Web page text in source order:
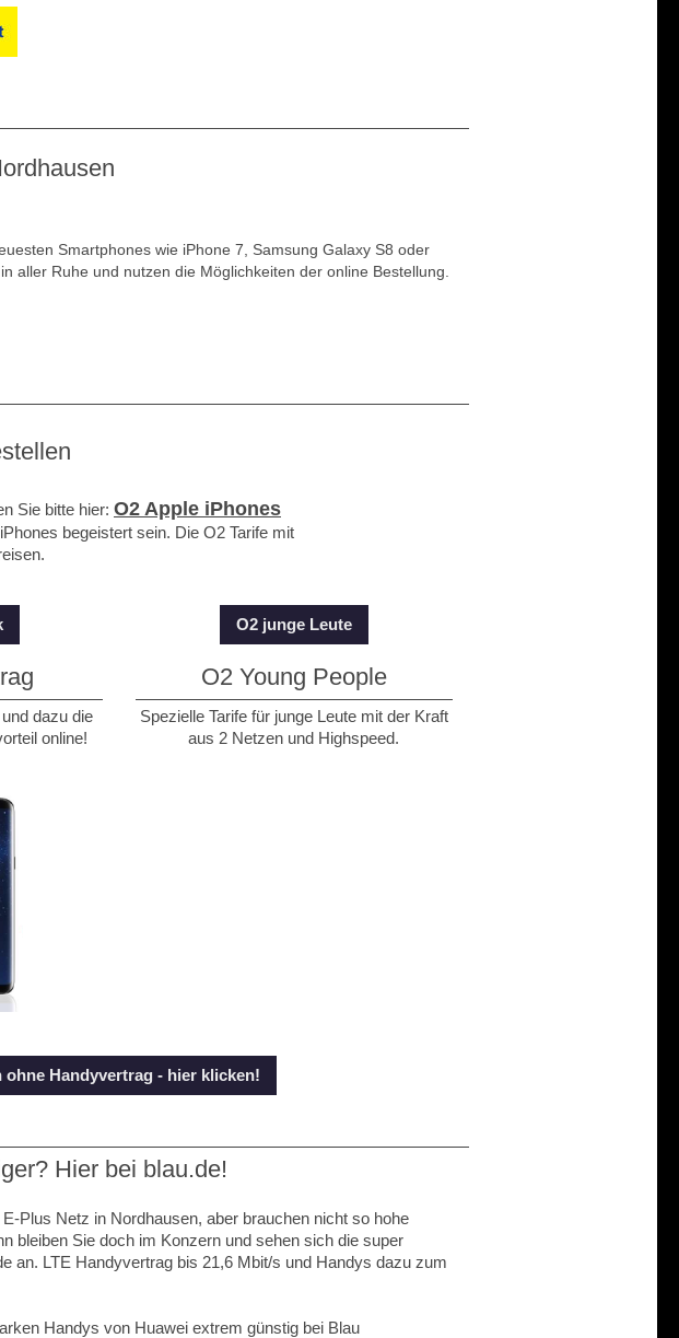
Smartphones wie iPhone 7, Samsung Galaxy S8 oder
aller Ruhe und nutzen die Möglichkeiten der online Bestellung.
Sie bitte hier: O2 Apple iPhones
begeistert sein. Die O2 Tarife mit
dazu die
online!
O2 junge Leute
O2 Young People
Spezielle Tarife für junge Leute mit der Kraft
aus 2 Netzen und Highspeed.
Handyvertrag - hier klicken!
Hier bei blau.de!
Plus Netz in Nordhausen, aber brauchen nicht so hohe
bleiben Sie doch im Konzern und sehen sich die super
an. LTE Handyvertrag bis 21,6 Mbit/s und Handys dazu zum
Handys von Huawei extrem günstig bei Blau